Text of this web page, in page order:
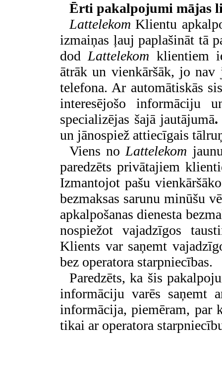
Ērti pakalpojumi mājas
Lattelekom Klientu
izmaiņas ļauj paplašināt tā
dod Lattelekom klientiem
ātrāk un vienkāršāk, jo nav
telefona. Ar automātiskās
interesējošo informāciju
specializējas šajā jautājumā.
un jānospiež attiecīgais
Viens no Lattelekom
paredzēts privātajiem
Izmantojot pašu
bezmaksas sarunu minūšu
apkalpošanas dienesta
nospiežot vajadzīgos
Klients var saņemt
bez operatora starpniecības.
Paredzēts, ka šis
informāciju varēs
informācija, piemēram, par
tikai ar operatora